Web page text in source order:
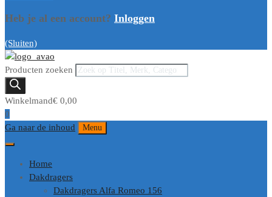
Heb je al een account? Inloggen
(Sluiten)
Producten zoeken
Winkelmand€ 0,00
0
Ga naar de inhoud
Menu
Home
Dakdragers
Dakdragers Alfa Romeo 156